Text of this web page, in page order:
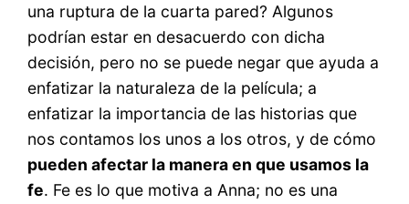
una ruptura de la cuarta pared? Algunos
podrían estar en desacuerdo con dicha
decisión, pero no se puede negar que ayuda a
enfatizar la naturaleza de la película; a
enfatizar la importancia de las historias que
nos contamos los unos a los otros, y de cómo
pueden afectar la manera en que usamos la
fe. Fe es lo que motiva a Anna; no es una